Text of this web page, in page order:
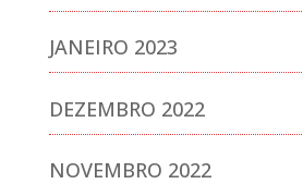
JANEIRO 2023
DEZEMBRO 2022
NOVEMBRO 2022